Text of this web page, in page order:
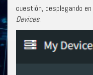
cuestión, desplegando
Devices.